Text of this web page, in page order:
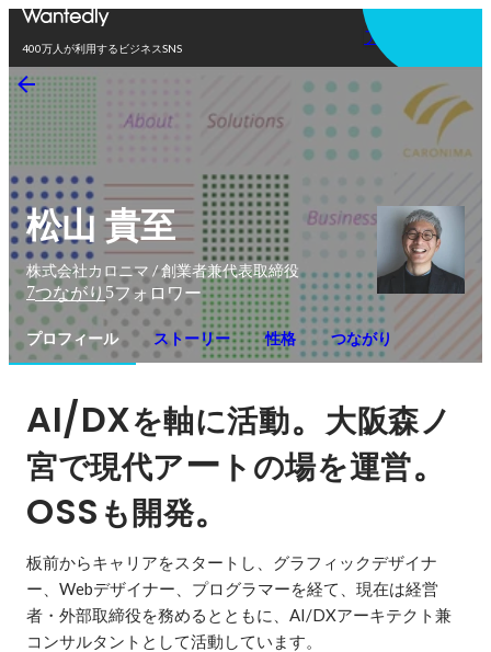
400万人が利用するビジネスSNS
アプリを使う
松山 貴至
株式会社カロニマ / 創業者兼代表取締役
7つながり 5フォロワー
プロフィール ストーリー 性格 つながり
AI/DXを軸に活動。大阪森ノ
宮で現代アー トの場を運営。
OSS も開発。
板前からキャリアをスタートし、グラフィックデザイナ
ー、Webデザイナー、プログラマーを経て、現在は経営
者・外部取締役を務めるとともに、AI/DXアーキテクト兼
コンサルタントとして活動しています。